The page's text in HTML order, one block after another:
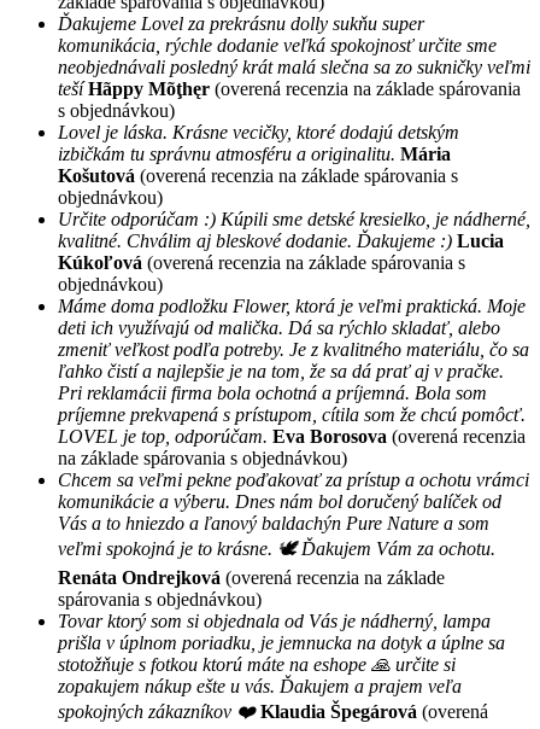
Ďakujeme Lovel za prekrásnu dolly sukňu super
komunikácia, rýchle dodanie veľká spokojnosť určite sme
neobjednávali posledný krát malá slečna sa zo sukničky veľmi
tešíHãppy Mõţhęr (overená recenzia na základe spárovania
s objednávkou)
Lovel je láska. Krásne vecičky, ktoré dodajú detským
izbičkám tu správnu atmosféru a originalitu. Mária
Košutová (overená recenzia na základe spárovania s
objednávkou)
Určite odporúčam :) Kúpili sme detské kresielko, je nádherné,
kvalitné. Chválim aj bleskové dodanie. Ďakujeme :) Lucia
Kúkoľová (overená recenzia na základe spárovania s
objednávkou)
Máme doma podložku Flower, ktorá je veľmi praktická. Moje
deti ich využívajú od malička. Dá sa rýchlo skladať, alebo
zmeniť veľkost podľa potreby. Je z kvalitného materiálu, čo sa
ľahko čistí a najlepšie je na tom, že sa dá prať aj v pračke.
Pri reklamácii firma bola ochotná a príjemná. Bola som
príjemne prekvapená s prístupom, cítila som že chcú pomôcť.
LOVEL je top, odporúčam. Eva Borosova (overená recenzia
na základe spárovania s objednávkou)
Chcem sa veľmi pekne poďakovať za prístup a ochotu vrámci
komunikácie a výberu. Dnes nám bol doručený balíček od
Vás a to hniezdo a ľanový baldachýn Pure Nature a som
veľmi spokojná je to krásne. 🕊 Ďakujem Vám za ochotu.
Renáta Ondrejková (overená recenzia na základe
spárovania s objednávkou)
Tovar ktorý som si objednala od Vás je nádherný, lampa
prišla v úplnom poriadku, je jemnucka na dotyk a úplne sa
stotožňuje s fotkou ktorú máte na eshope 🙏 určite si
zopakujem nákup ešte u vás. Ďakujem a prajem veľa
spokojných zákazníkov ❤️ Klaudia Špegárová (overená